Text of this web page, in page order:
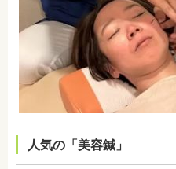
人気の「美容鍼」